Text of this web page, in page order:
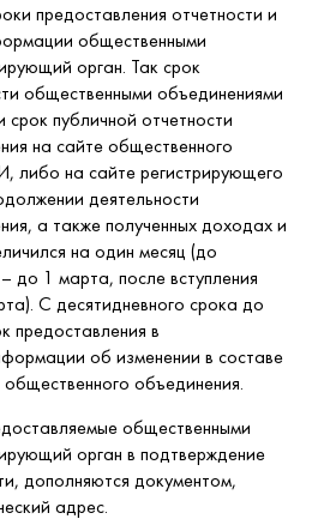
предоставления отчетности и
общественными
орган. Так срок
общественными объединениями
публичной отчетности
на сайте общественного
либо на сайте регистрирующего
деятельности
а также полученных доходах и
на один месяц (до
до 1 марта, после вступления
С десятидневного срока до
предоставления в
об изменении в составе
объединения.
общественными
орган в подтверждение
дополняются документом,
адрес.